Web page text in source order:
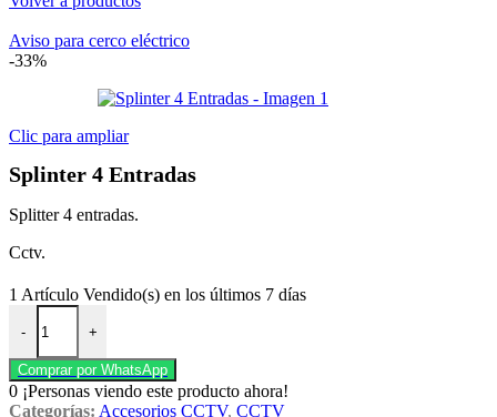
Aviso para cerco eléctrico
-33%
Clic para ampliar
Splinter 4 Entradas
Splitter 4 entradas.
Cctv.
1 Artículo Vendido(s) en los últimos 7 días
-
Splinter 4 Entradas cantidad
+
Comprar por WhatsApp
0 ¡Personas viendo este producto ahora!
Categorías: Accesorios CCTV, CCTV